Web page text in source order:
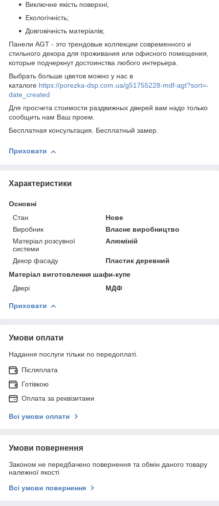
Виключне якість поверхні;
Екологічність;
Довговічність матеріалів;
Панели AGT - это трендовые коллекции современного и
стильного декора для проживания или офисного помещения,
которые подчеркнут достоинства любого интерьера.
Выбрать больше цветов можно у нас в
каталоге https://porezka-dsp.com.ua/g51755228-mdf-agt?sort=-
date_created
Для просчета стоимости раздвижных дверей вам надо только
сообщить нам Ваш проем.
Бесплатная консультация. Бесплатный замер.
Приховати
Характеристики
Основні
Стан
Нове
Виробник
Власне виробництво
Матеріал розсувної
системи
Алюміній
Декор фасаду
Пластик деревний
Матеріал виготовлення шафи-купе
Двері
МДФ
Приховати
Умови оплати
Надання послуги тільки по передоплаті.
Післяплата
Готівкою
Оплата за реквізитами
Всі умови оплати
Умови повернення
Законом не передбачено повернення та обмін даного товару
належної якості
Всі умови повернення